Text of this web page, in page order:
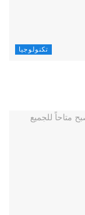
تكنولوجيا